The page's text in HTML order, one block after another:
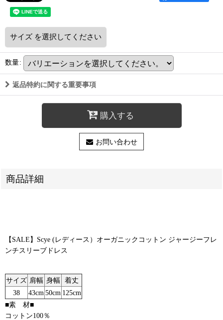
サイズ を選択してください
数量:
返品特約に関する重要事項
購入する
お問い合わせ
商品詳細
【SALE】Scye (レディース）オーガニックコットン ジャージーフレ
ンチスリーブドレス
サイズ 肩幅 身幅 着丈
38
43cm 50cm 125cm
■素 材■
コットン100％